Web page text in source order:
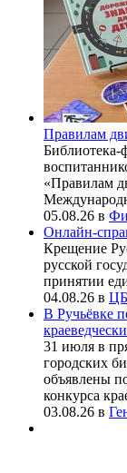
Правилам
Библиотека-
«Правилам
05.08.26 в
Онлайн-
Крещение
русской
принятии
04.08.26 в ЦБ
В Ручьёвке
31 июля в
городских
объявлены
конкурса
03.08.26 в